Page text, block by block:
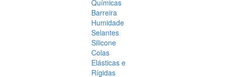
Químicas
Barreira
Humidade
Selantes
Silicone
Colas
Elásticas e
Rígidas